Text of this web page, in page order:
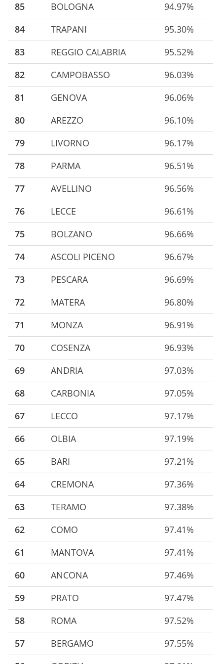
85
BOLOGNA
94.97%
84
TRAPANI
95.30%
83
REGGIO CALABRIA
95.52%
82
CAMPOBASSO
96.03%
81
GENOVA
96.06%
80
AREZZO
96.10%
79
LIVORNO
96.17%
78
PARMA
96.51%
77
AVELLINO
96.56%
76
LECCE
96.61%
75
BOLZANO
96.66%
74
ASCOLI PICENO
96.67%
73
PESCARA
96.69%
72
MATERA
96.80%
71
MONZA
96.91%
70
COSENZA
96.93%
69
ANDRIA
97.03%
68
CARBONIA
97.05%
67
LECCO
97.17%
66
OLBIA
97.19%
65
BARI
97.21%
64
CREMONA
97.36%
63
TERAMO
97.38%
62
COMO
97.41%
61
MANTOVA
97.41%
60
ANCONA
97.46%
59
PRATO
97.47%
58
ROMA
97.52%
57
BERGAMO
97.55%